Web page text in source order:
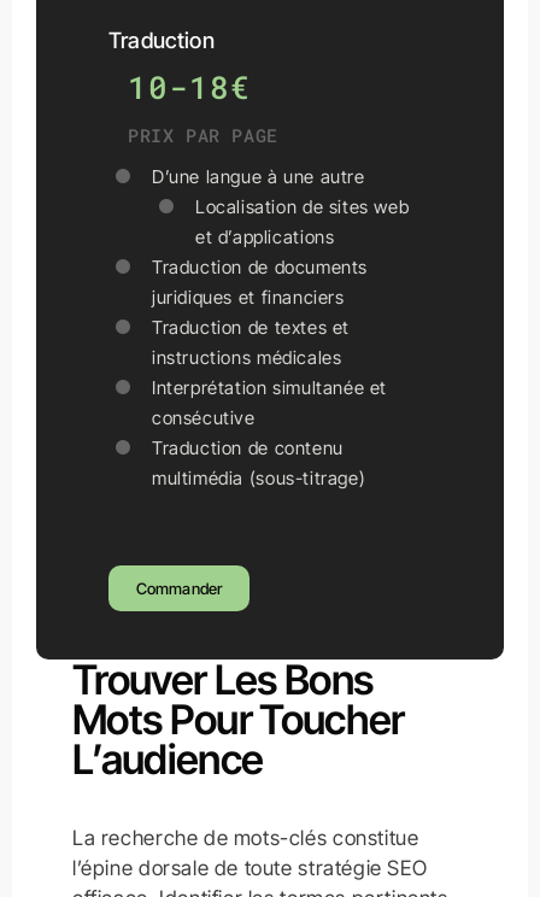
Traduction
10-18€
PRIX PAR PAGE
D’une langue à une autre
Localisation de sites web
et d’applications
Traduction de documents
juridiques et financiers
Traduction de textes et
instructions médicales
Interprétation simultanée et
consécutive
Traduction de contenu
multimédia (sous-titrage)
Commander
Trouver Les Bons
Mots Pour Toucher
L’audience
La recherche de mots-clés constitue
l’épine dorsale de toute stratégie SEO